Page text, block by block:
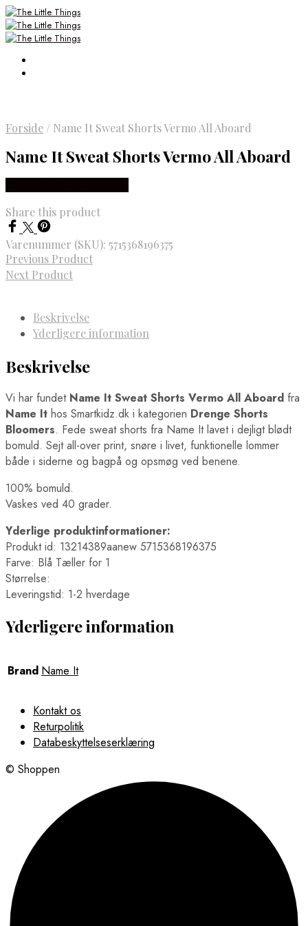
Forside / Name It Sweat Shorts Vermo All Aboard
Name It Sweat Shorts Vermo All Aboard
Share this product
Varenummer (SKU): 5715368196375
Previous Product
Next Product
Beskrivelse
Yderligere information
Beskrivelse
Vi har fundet Name It Sweat Shorts Vermo All Aboard fra
Name It hos Smartkidz.dk i kategorien Drenge Shorts
Bloomers. Fede sweat shorts fra Name It lavet i dejligt blødt
bomuld. Sejt all-over print, snøre i livet, funktionelle lommer
både i siderne og bagpå og opsmøg ved benene.
100% bomuld.
Vaskes ved 40 grader.
Yderlige produktinformationer:
Produkt id: 13214389aanew 5715368196375
Farve: Blå Tæller for 1
Størrelse:
Leveringstid: 1-2 hverdage
Yderligere information
Brand Name It
Kontakt os
Returpolitik
Databeskyttelseserklæring
© Shoppen